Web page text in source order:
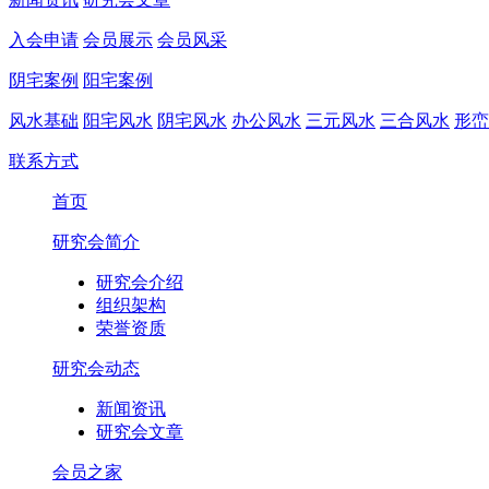
入会申请 会员展示 会员风采
阴宅案例 阳宅案例
风水基础 阳宅风水 阴宅风水 办公风水 三元风水 三合风水 形
联系方式
首页
研究会简介
研究会介绍
组织架构
荣誉资质
研究会动态
新闻资讯
研究会文章
会员之家